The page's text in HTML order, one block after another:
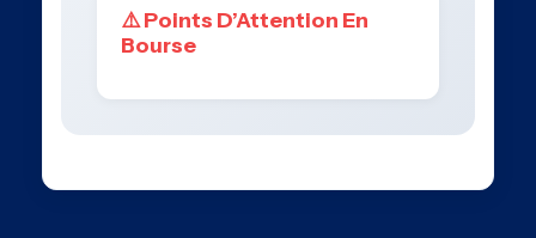
⚠️ Points D’Attention En
Bourse